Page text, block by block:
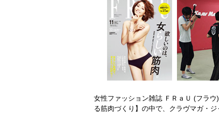
女性ファッション雑誌 ＦＲａＵ (フラ
る筋肉づくり】の中で、クラヴマガ・